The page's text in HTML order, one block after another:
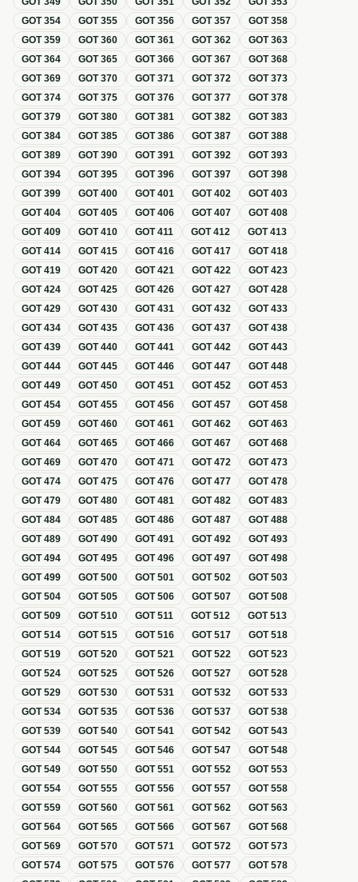
GOT354 GOT355 GOT356 GOT357 GOT358
GOT359 GOT360 GOT361 GOT362 GOT363
GOT364 GOT365 GOT366 GOT367 GOT368
GOT369 GOT370 GOT371 GOT372 GOT373
GOT374 GOT375 GOT376 GOT377 GOT378
GOT379 GOT380 GOT381 GOT382 GOT383
GOT384 GOT385 GOT386 GOT387 GOT388
GOT389 GOT390 GOT391 GOT392 GOT393
GOT394 GOT395 GOT396 GOT397 GOT398
GOT399 GOT400 GOT401 GOT402 GOT403
GOT404 GOT405 GOT406 GOT407 GOT408
GOT409 GOT410 GOT411 GOT412 GOT413
GOT414 GOT415 GOT416 GOT417 GOT418
GOT419 GOT420 GOT421 GOT422 GOT423
GOT424 GOT425 GOT426 GOT427 GOT428
GOT429 GOT430 GOT431 GOT432 GOT433
GOT434 GOT435 GOT436 GOT437 GOT438
GOT439 GOT440 GOT441 GOT442 GOT443
GOT444 GOT445 GOT446 GOT447 GOT448
GOT449 GOT450 GOT451 GOT452 GOT453
GOT454 GOT455 GOT456 GOT457 GOT458
GOT459 GOT460 GOT461 GOT462 GOT463
GOT464 GOT465 GOT466 GOT467 GOT468
GOT469 GOT470 GOT471 GOT472 GOT473
GOT474 GOT475 GOT476 GOT477 GOT478
GOT479 GOT480 GOT481 GOT482 GOT483
GOT484 GOT485 GOT486 GOT487 GOT488
GOT489 GOT490 GOT491 GOT492 GOT493
GOT494 GOT495 GOT496 GOT497 GOT498
GOT499 GOT500 GOT501 GOT502 GOT503
GOT504 GOT505 GOT506 GOT507 GOT508
GOT509 GOT510 GOT511 GOT512 GOT513
GOT514 GOT515 GOT516 GOT517 GOT518
GOT519 GOT520 GOT521 GOT522 GOT523
GOT524 GOT525 GOT526 GOT527 GOT528
GOT529 GOT530 GOT531 GOT532 GOT533
GOT534 GOT535 GOT536 GOT537 GOT538
GOT539 GOT540 GOT541 GOT542 GOT543
GOT544 GOT545 GOT546 GOT547 GOT548
GOT549 GOT550 GOT551 GOT552 GOT553
GOT554 GOT555 GOT556 GOT557 GOT558
GOT559 GOT560 GOT561 GOT562 GOT563
GOT564 GOT565 GOT566 GOT567 GOT568
GOT569 GOT570 GOT571 GOT572 GOT573
GOT574 GOT575 GOT576 GOT577 GOT578